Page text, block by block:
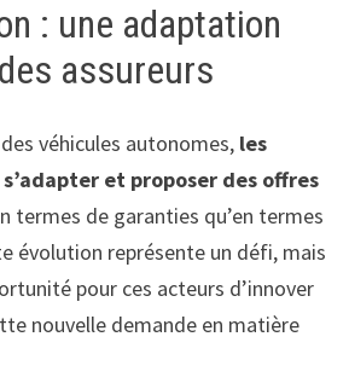
: une adaptation
assureurs
des véhicules autonomes, les
et proposer des offres
termes de garanties qu’en termes
évolution représente un défi, mais
pour ces acteurs d’innover
nouvelle demande en matière